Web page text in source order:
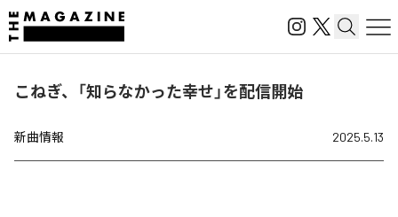
こねぎ、「知らなかった幸せ」を配信開始
新曲情報 2025.5.13